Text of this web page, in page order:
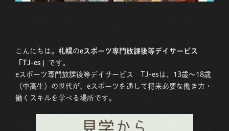
こんにちは。 札幌のeスポーツ専門放課後等デイサービス
「TJ-es」 です。
eスポーツ専門放課後等デイサービス TJ-esは、13歳〜18歳
（中高生）の世代が、eスポーツを通して将来必要な働き方・
働くスキルを学べる場所です。